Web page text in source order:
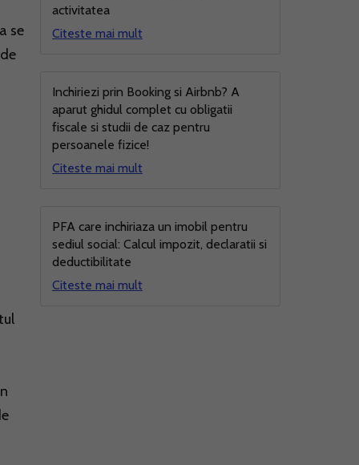
se
activitatea
Citeste mai mult
Inchiriezi prin Booking si Airbnb? A
aparut ghidul complet cu obligatii
fiscale si studii de caz pentru
persoanele fizice!
Citeste mai mult
PFA care inchiriaza un imobil pentru
sediul social: Calcul impozit, declaratii si
deductibilitate
Citeste mai mult